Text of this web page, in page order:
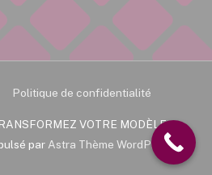
Politique de confidentialité
VOTRE MODÈLE
par Astra Thème WordPress